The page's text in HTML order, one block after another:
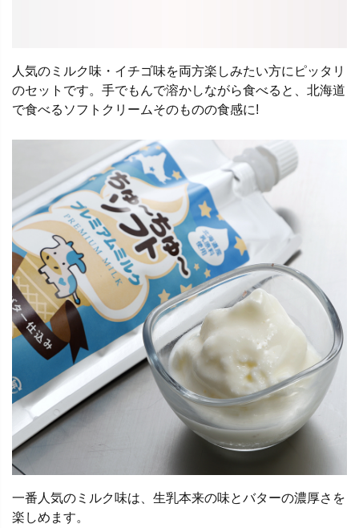
人気のミルク味・イチゴ味を両方楽しみたい方にピッタリ
のセットです。手でもんで溶かしながら食べると、北海道
で食べるソフトクリームそのものの食感に!
一番人気のミルク味は、生乳本来の味とバターの濃厚さを
楽しめます。